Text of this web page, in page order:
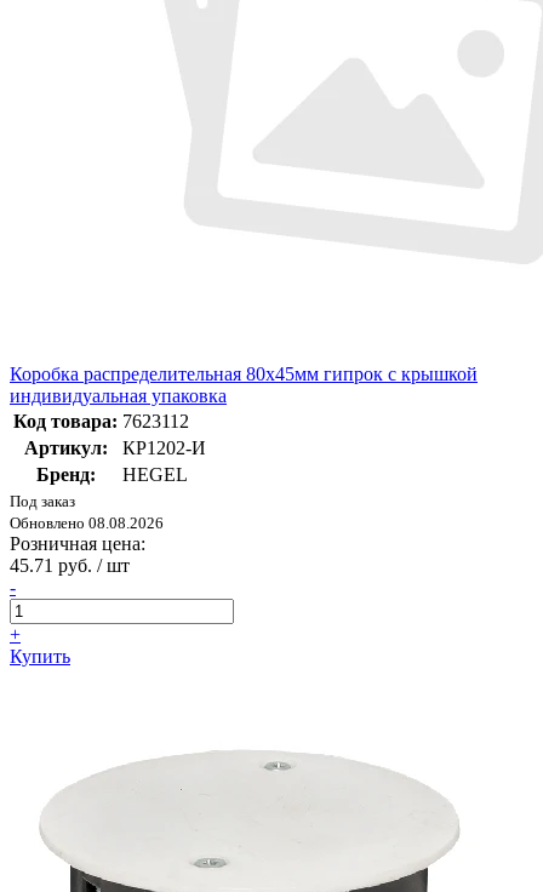
Коробка распределительная 80х45мм гипрок с крышкой
индивидуальная упаковка
Код товара: 7623112
Артикул:
КР1202-И
Бренд:
HEGEL
Под заказ
Обновлено 08.08.2026
Розничная цена:
45.71 руб. / шт
-
+
Купить